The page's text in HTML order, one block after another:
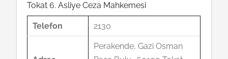
Tokat 6. Asliye Ceza Mahkemesi
Telefon 2130
Perakende, Gazi Osman